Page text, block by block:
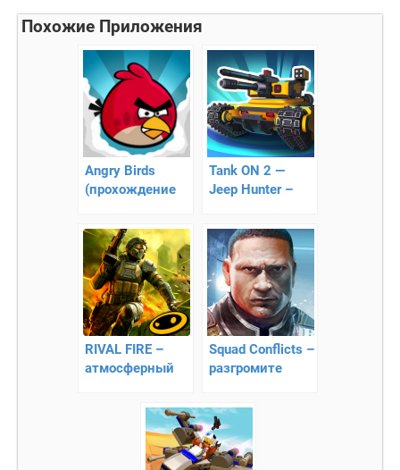
Похожие Приложения
Angry Birds
(прохождение
Tank ON 2 —
Jeep Hunter –
атака
RIVAL FIRE –
атмосферный
Squad Conflicts –
разгромите